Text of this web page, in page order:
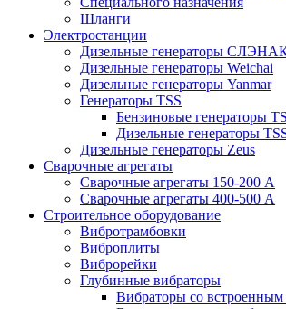
Шланги
Электростанции
Дизельные генераторы
Дизельные генераторы Weichai
Дизельные генераторы Yanmar
Генераторы TSS
Бензиновые генераторы
Дизельные генераторы
Дизельные генераторы Zeus
Сварочные агрегаты
Сварочные агрегаты 150-200 А
Сварочные агрегаты 400-500 А
Строительное оборудование
Вибротрамбовки
Виброплиты
Виброрейки
Глубинные вибраторы
Вибраторы со встроенным